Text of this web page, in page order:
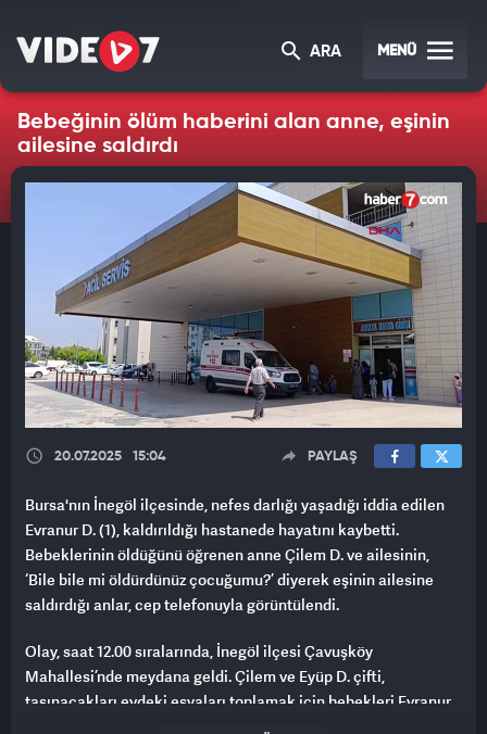
ARA MENÜ
Bebeğinin ölüm haberini alan anne, eşinin
ailesine saldırdı
20.07.2025 15:04 PAYLAŞ
Bursa'nın İnegöl ilçesinde, nefes darlığı yaşadığı iddia edilen
Evranur D. (1), kaldırıldığı hastanede hayatını kaybetti.
Bebeklerinin öldüğünü öğrenen anne Çilem D. ve ailesinin,
‘Bile bile mi öldürdünüz çocuğumu?’ diyerek eşinin ailesine
saldırdığı anlar, cep telefonuyla görüntülendi.
Olay, saat 12.00 sıralarında, İnegöl ilçesi Çavuşköy
Mahallesi’nde meydana geldi. Çilem ve Eyüp D. çifti,
taşınacakları evdeki eşyaları toplamak için bebekleri Evranur